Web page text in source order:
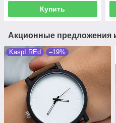
Купить
Акционные предложения
KaspI REd –19%